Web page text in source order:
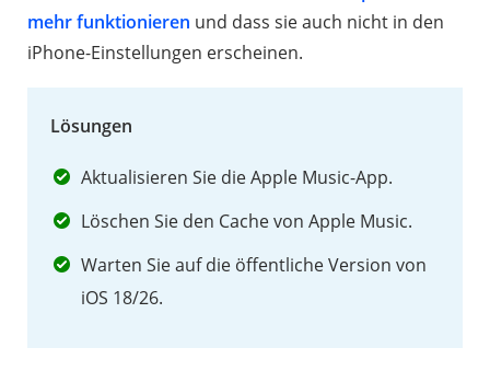
mehr funktionieren und dass sie auch nicht in den
iPhone-Einstellungen erscheinen.
Lösungen
Aktualisieren Sie die Apple Music-App.
Löschen Sie den Cache von Apple Music.
Warten Sie auf die öffentliche Version von
iOS 18/26.